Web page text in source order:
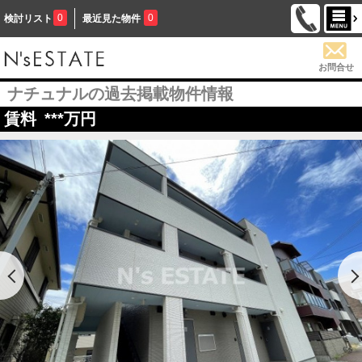
検討リスト 0 最近見た物件 0
お問合せ
ナチュナルの過去掲載物件情報
賃料 ***万円